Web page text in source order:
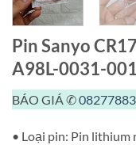
Pin Sanyo
A98L-0031-
BÁO GIÁ ✆
• Loại pin: Pin lithium